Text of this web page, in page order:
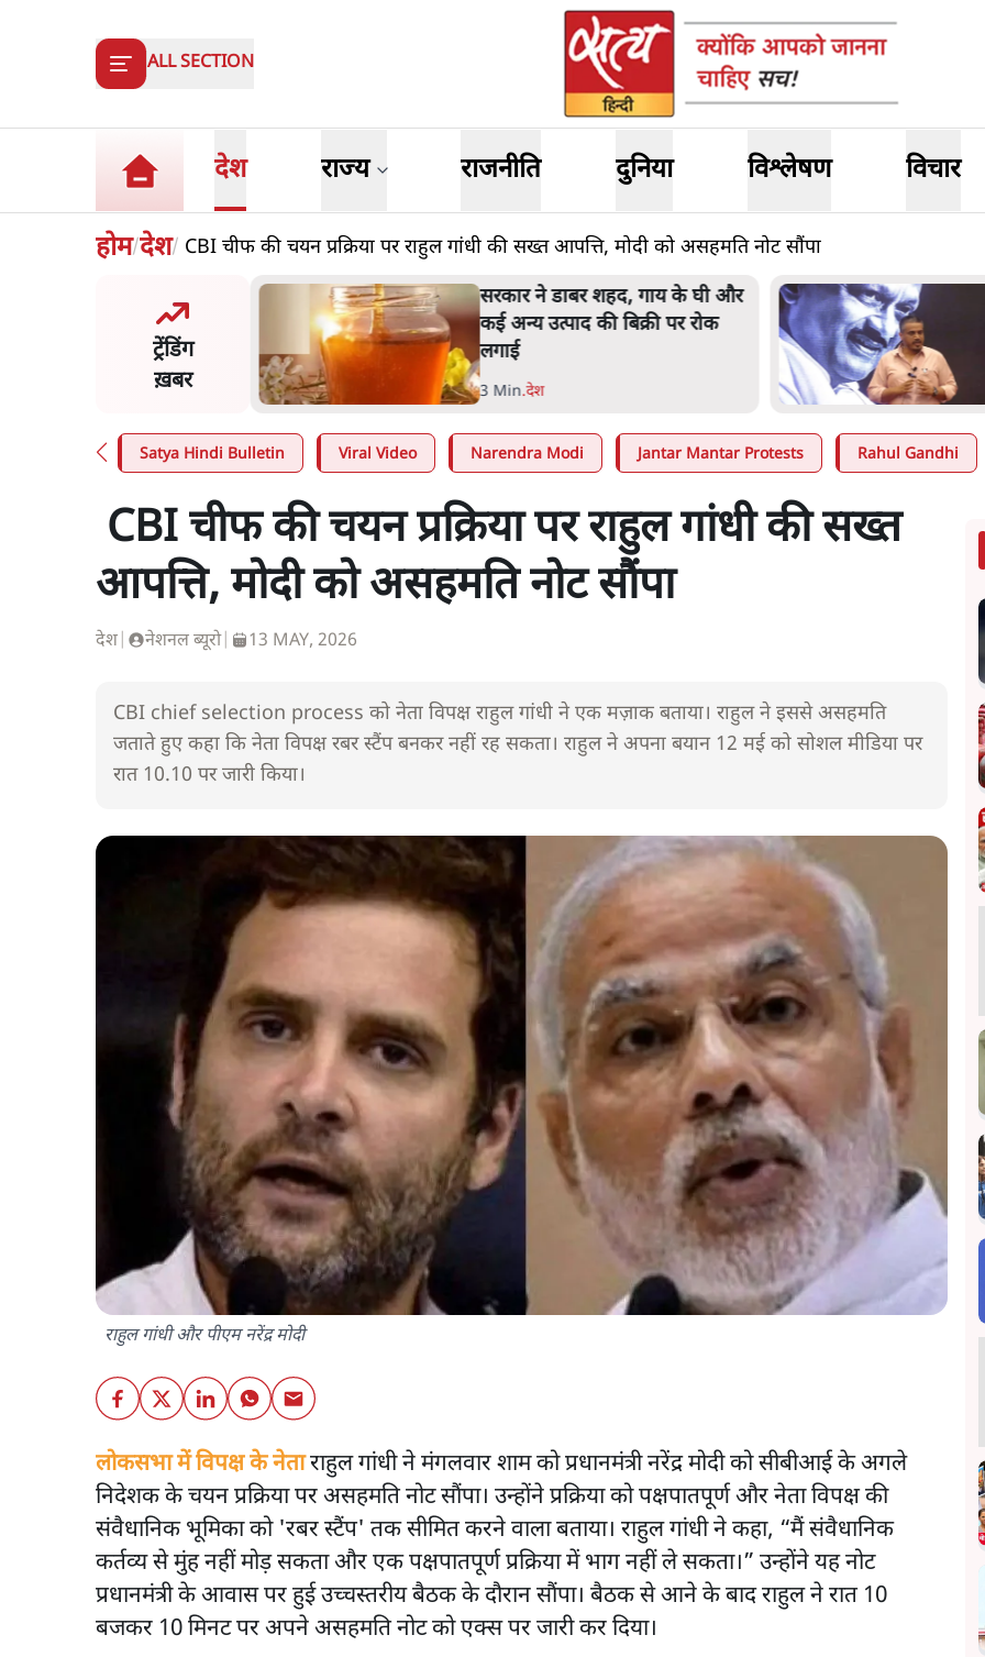
ALL SECTION
देश राज्य राजनीति दुनिया विश्लेषण विचार
होम/देश/ CBI चीफ की चयन प्रक्रिया पर राहुल गांधी की सख्त आपत्ति, मोदी को असहमति नोट सौंपा
ट्रेंडिंग
ख़बर
पूछताछ के बाद उदयनिधि
रिहा; बोले- 'सरकार ने
सरकार ने डाबर शहद, गाय के घी और
कई अन्य उत्पाद की बिक्री पर रोक
लगाई
3 Min.देश
Satya Hindi Bulletin Viral Video Narendra Modi Jantar Mantar Protests Rahul Gandhi
CBI चीफ की चयन प्रक्रिया पर राहुल गांधी की सख्त
आपत्ति, मोदी को असहमति नोट सौंपा
देश नेशनल ब्यूरो| 13 MAY, 2026
CBI chief selection process को नेता विपक्ष राहुल गांधी ने एक मज़ाक बताया। राहुल ने इससे असहमति
जताते हुए कहा कि नेता विपक्ष रबर स्टैंप बनकर नहीं रह सकता। राहुल ने अपना बयान 12 मई को सोशल मीडिया पर
रात 10.10 पर जारी किया।
राहुल गांधी और पीएम नरेंद्र मोदी
लोकसभा में विपक्ष के नेताराहुल गांधी ने मंगलवार शाम को प्रधानमंत्री नरेंद्र मोदी को सीबीआई के अगले
निदेशक के चयन प्रक्रिया पर असहमति नोट सौंपा। उन्होंने प्रक्रिया को पक्षपातपूर्ण और नेता विपक्ष की
संवैधानिक भूमिका को 'रबर स्टैंप' तक सीमित करने वाला बताया। राहुल गांधी ने कहा, “मैं संवैधानिक
कर्तव्य से मुंह नहीं मोड़ सकता और एक पक्षपातपूर्ण प्रक्रिया में भाग नहीं ले सकता।” उन्होंने यह नोट
प्रधानमंत्री के आवास पर हुई उच्चस्तरीय बैठक के दौरान सौंपा। बैठक से आने के बाद राहुल ने रात 10
बजकर 10 मिनट पर अपने असहमति नोट को एक्स पर जारी कर दिया।